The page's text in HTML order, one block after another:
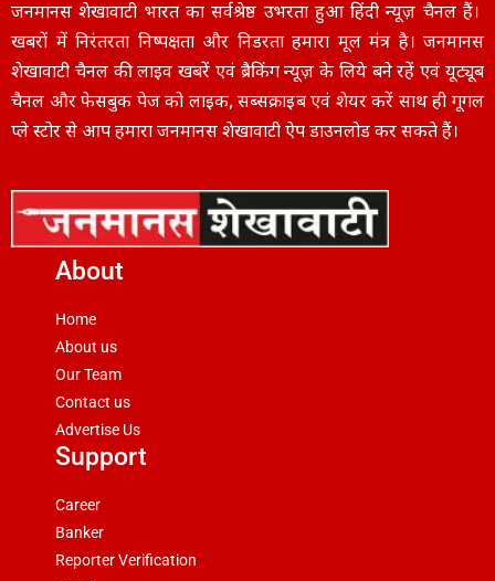
जनमानस शेखावाटी भारत का सर्वश्रेष्ठ उभरता हुआ हिंदी न्यूज़ चैनल हैं।
खबरों में निरंतरता निष्पक्षता और निडरता हमारा मूल मंत्र है। जनमानस
शेखावाटी चैनल की लाइव खबरें एवं ब्रैकिंग न्यूज़ के लिये बने रहें एवं यूट्यूब
चैनल और फेसबुक पेज को लाइक, सब्सक्राइब एवं शेयर करें साथ ही गूगल
प्ले स्टोर से आप हमारा जनमानस शेखावाटी ऐप डाउनलोड कर सकते हैं।
About
Home
About us
Our Team
Contact us
Advertise Us
Support
Career
Banker
Reporter Verification